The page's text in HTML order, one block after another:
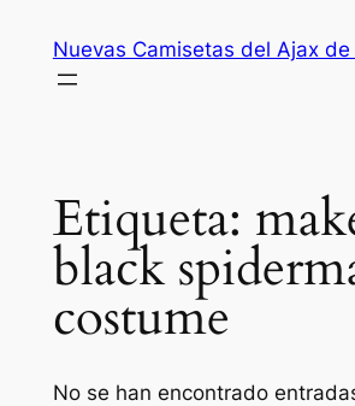
contenido
Nuevas Camisetas del Ajax
Etiqueta:
black
costume
No se han encontrado